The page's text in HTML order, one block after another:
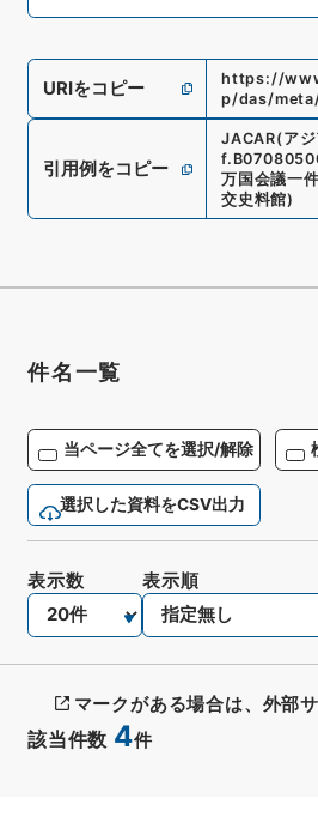
URIをコピー
https://
p/das/
引用例をコピー
JACAR(ア
f.
万国会議一件
交史料館)
件名一覧
当ページ全てを選択/解除
選択した資料をCSV出力
該当件数 4件
表示数 表示順
マークがある場合は、外部